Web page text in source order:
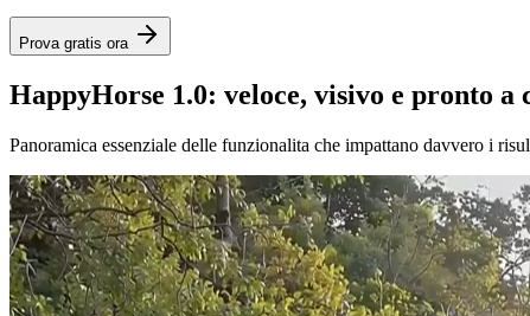
Prova gratis ora
HappyHorse 1.0: veloce, visivo e pronto a
Panoramica essenziale delle funzionalita che impattano davvero i